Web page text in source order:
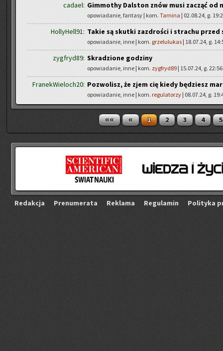
cadael: Gimmothy Dalston znów musi zacząć od
opowiadanie, fantasy | kom. Tarnina | 02.08.24, g.
HollyHell91: Takie są skutki zazdrości i strachu przed
opowiadanie, inne | kom. grzelulukas | 18.07.24, g.
zygfryd89: Skradzione godziny
opowiadanie, inne | kom. zygfryd89 | 15.07.24, g. 22:56
FranekWieloch20: Pozwolisz, że zjem cię kiedy będziesz
opowiadanie, inne | kom. regulatorzy | 08.07.24, g.
«« « 1 2 3 4 5
Re­dak­cja Pre­nu­me­ra­ta Re­kla­ma Re­gu­la­min Po­li­ty­ka